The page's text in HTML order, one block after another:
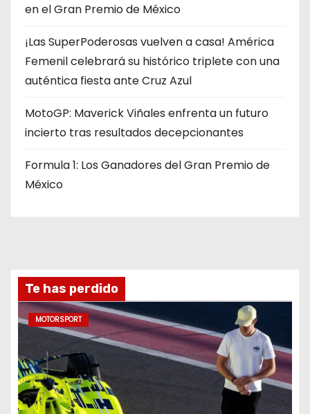
en el Gran Premio de México
¡Las SuperPoderosas vuelven a casa! América
Femenil celebrará su histórico triplete con una
auténtica fiesta ante Cruz Azul
MotoGP: Maverick Viñales enfrenta un futuro
incierto tras resultados decepcionantes
Formula 1: Los Ganadores del Gran Premio de
México
Te has perdido
MOTORSPORT